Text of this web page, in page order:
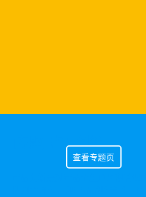
[专题] 产品创新
查看专题页